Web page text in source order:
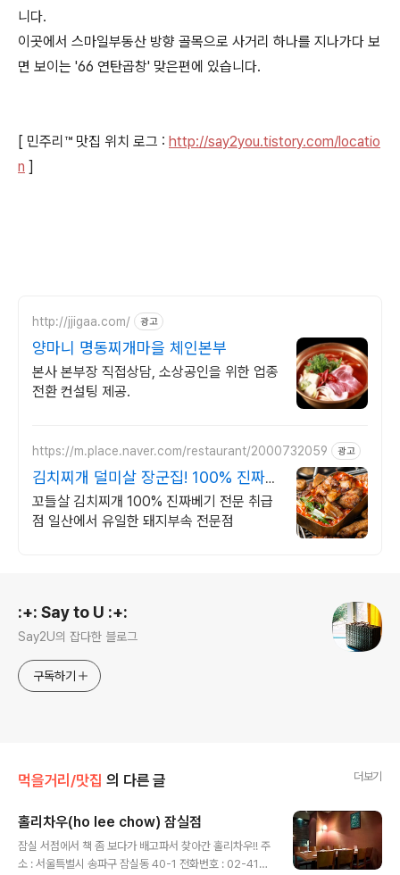
니다.
이곳에서 스마일부동산 방향 골목으로 사거리 하나를 지나가다 보
면 보이는 '66 연탄곱창' 맞은편에 있습니다.
[ 민주리™ 맛집 위치 로그 : http://say2you.tistory.com/locatio
n ]
http://jjigaa.com/ 광고
양마니 명동찌개마을 체인본부
본사 본부장 직접상담, 소상공인을 위한 업종
전환 컨설팅 제공.
https://m.place.naver.com/restaurant/2000732059 광고
김치찌개 덜미살 장군집! 100% 진짜
특수부위 취급
꼬들살 김치찌개 100% 진짜베기 전문 취급
점 일산에서 유일한 돼지부속 전문점
:+: Say to U :+:
Say2U의 잡다한 블로그
구독하기
먹을거리/맛집 의 다른 글 더보기
홀리차우(ho lee chow) 잠실점
잠실 서점에서 책 좀 보다가 배고파서 찾아간 홀리차우!! 주
소 : 서울특별시 송파구 잠실동 40-1 전화번호 : 02-411-